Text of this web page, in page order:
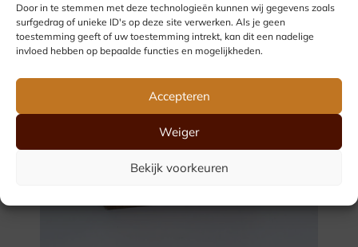
Door in te stemmen met deze technologieën kunnen wij gegevens zoals
surfgedrag of unieke ID's op deze site verwerken. Als je geen
toestemming geeft of uw toestemming intrekt, kan dit een nadelige
invloed hebben op bepaalde functies en mogelijkheden.
Accepteren
Weiger
Bekijk voorkeuren